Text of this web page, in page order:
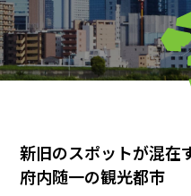
新旧のスポットが混在
府内随一の観光都市